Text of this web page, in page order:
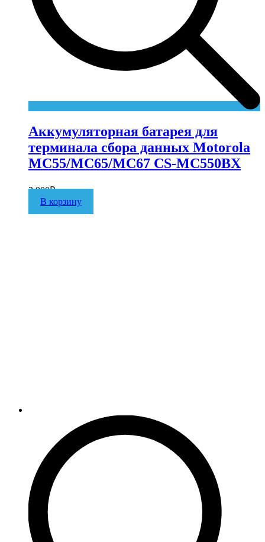
Аккумуляторная батарея для
терминала сбора данных Motorola
MC55/MC65/MC67 CS-MC550BX
3 900₽
В корзину